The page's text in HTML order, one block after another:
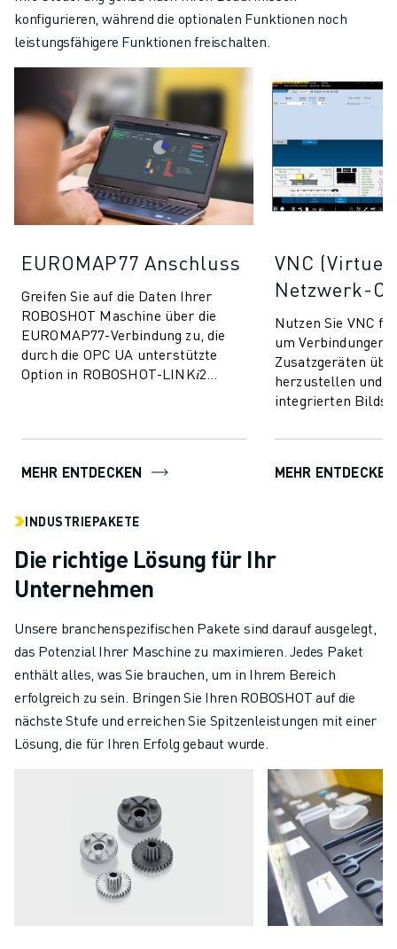
konfigurieren, während die optionalen Funktionen noch
leistungsfähigere Funktionen freischalten.
EUROMAP77 Anschluss
Greifen Sie auf die Daten Ihrer
ROBOSHOT Maschine über die
EUROMAP77-Verbindung zu, die
durch die OPC UA unterstützte
Option in ROBOSHOT-LINK𝑖2
MEHR ENTDECKEN
VNC
Netzwerk-
Nutzen Sie VNC
um Verbindungen
Zusatzgeräten
herzustellen und
integrierten
zu erleichtern.
MEHR ENTDECKEN
INDUSTRIEPAKETE
Die richtige Lösung für Ihr
Unternehmen
Unsere branchenspezifischen Pakete sind darauf ausgelegt,
das Potenzial Ihrer Maschine zu maximieren. Jedes Paket
enthält alles, was Sie brauchen, um in Ihrem Bereich
erfolgreich zu sein. Bringen Sie Ihren ROBOSHOT auf die
nächste Stufe und erreichen Sie Spitzenleistungen mit einer
Lösung, die für Ihren Erfolg gebaut wurde.